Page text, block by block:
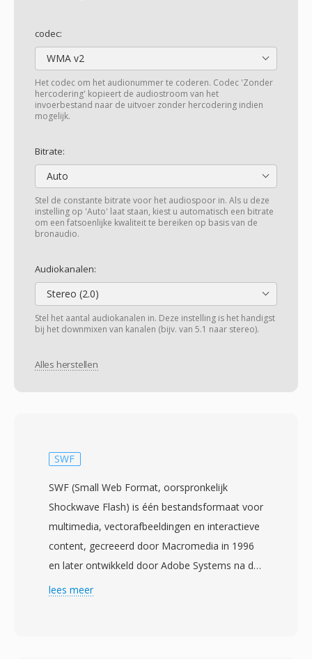
codec:
WMA v2
Het codec om het audionummer te coderen. Codec 'Zonder
hercodering' kopieert de audiostroom van het
invoerbestand naar de uitvoer zonder hercodering indien
mogelijk.
Bitrate:
Auto
Stel de constante bitrate voor het audiospoor in. Als u deze
instelling op 'Auto' laat staan, kiest u automatisch een bitrate
om een fatsoenlijke kwaliteit te bereiken op basis van de
bronaudio.
Audiokanalen:
Stereo (2.0)
Stel het aantal audiokanalen in. Deze instelling is het handigst
bij het downmixen van kanalen (bijv. van 5.1 naar stereo).
Alles herstellen
SWF
SWF (Small Web Format, oorspronkelijk
Shockwave Flash) is één bestandsformaat voor
multimedia, vectorafbeeldingen en interactieve
content, gecreeerd door Macromedia in 1996
en later ontwikkeld door Adobe Systems na de
overname van Macromedia in 2005. SWF-
lees meer